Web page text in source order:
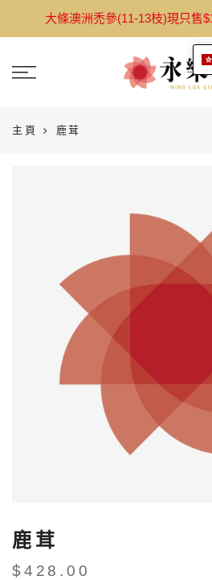
大條澳洲禿參(11-13枝)現只售
主頁 鹿茸
鹿茸
$428.00